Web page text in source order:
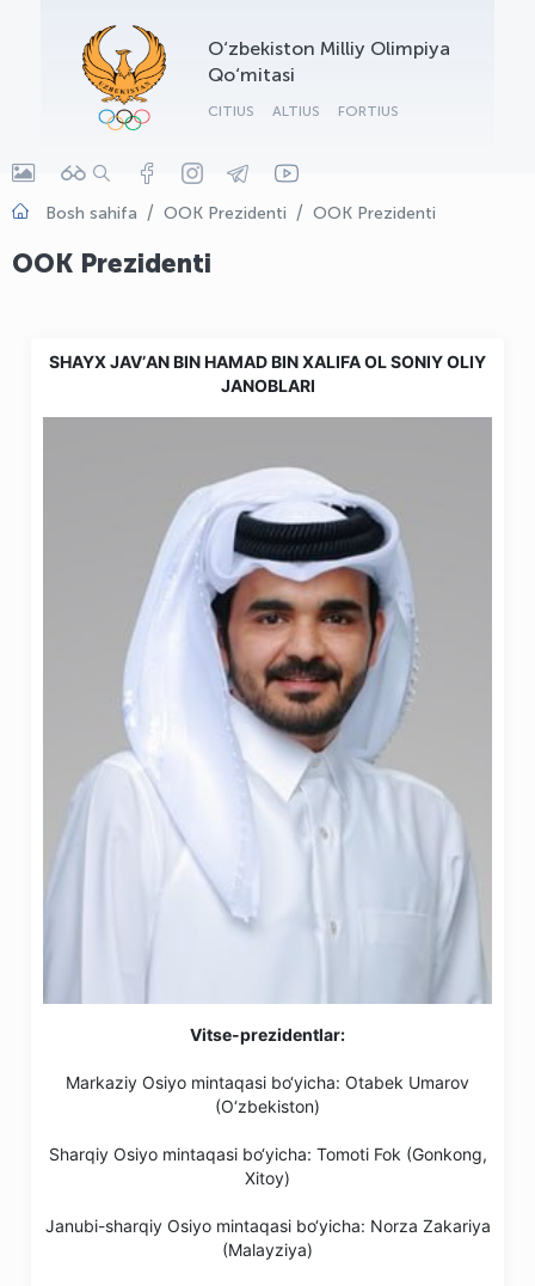
O‘zbekiston Milliy Olimpiya
Qo‘mitasi
CITIUS ALTIUS FORTIUS
Bosh sahifa OOK Prezidenti OOK Prezidenti
OOK Prezidenti
SHAYX JAVʼAN BIN HAMAD BIN XALIFA OL SONIY OLIY
JANOBLARI
Vitse-prezidentlar:
Markaziy Osiyo mintaqasi bo‘yicha: Otabek Umarov
(O‘zbekiston)
Sharqiy Osiyo mintaqasi bo‘yicha: Tomoti Fok (Gonkong,
Xitoy)
Janubi-sharqiy Osiyo mintaqasi bo‘yicha: Norza Zakariya
(Malayziya)
OLYMPCHIK AI - yordamchi
Onlayn · olympic.uz